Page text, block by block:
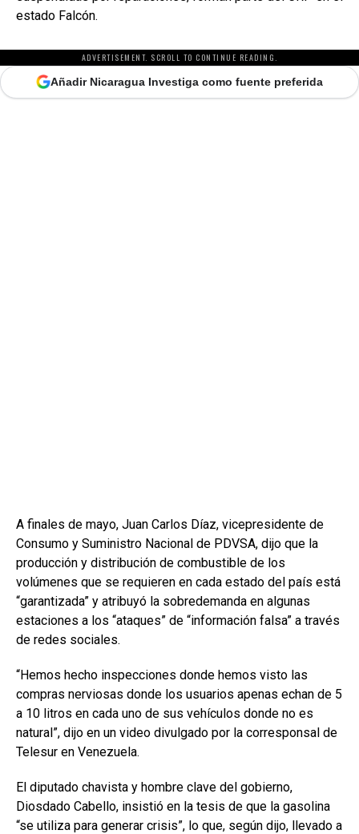
estado Falcón.
ADVERTISEMENT. SCROLL TO CONTINUE READING.
Añadir Nicaragua Investiga como fuente preferida
A finales de mayo, Juan Carlos Díaz, vicepresidente de
Consumo y Suministro Nacional de PDVSA, dijo que la
producción y distribución de combustible de los
volúmenes que se requieren en cada estado del país está
“garantizada” y atribuyó la sobredemanda en algunas
estaciones a los “ataques” de “información falsa” a través
de redes sociales.
“Hemos hecho inspecciones donde hemos visto las
compras nerviosas donde los usuarios apenas echan de 5
a 10 litros en cada uno de sus vehículos donde no es
natural”, dijo en un video divulgado por la corresponsal de
Telesur en Venezuela.
El diputado chavista y hombre clave del gobierno,
Diosdado Cabello, insistió en la tesis de que la gasolina
“se utiliza para generar crisis”, lo que, según dijo, llevado a